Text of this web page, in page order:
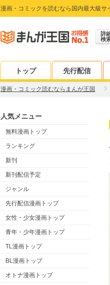
漫画・コミックを読むなら国内最大級サ
詳
検
トップ 先行配信
漫画・コミック読むならまんが王国
人気メニュー
無料漫画トップ
ランキング
新刊
新刊配信予定
ジャンル
先行配信漫画トップ
女性・少女漫画トップ
青年・少年漫画トップ
TL漫画トップ
BL漫画トップ
オトナ漫画トップ